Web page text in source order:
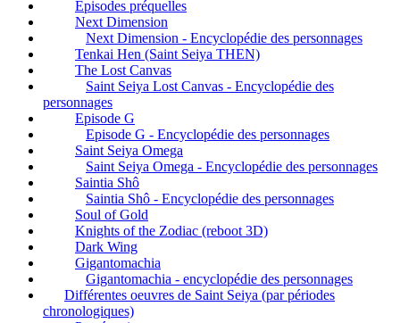
Episodes préquelles
Next Dimension
Next Dimension - Encyclopédie des personnages
Tenkai Hen (Saint Seiya THEN)
The Lost Canvas
Saint Seiya Lost Canvas - Encyclopédie des
personnages
Episode G
Episode G - Encyclopédie des personnages
Saint Seiya Omega
Saint Seiya Omega - Encyclopédie des personnages
Saintia Shô
Saintia Shô - Encyclopédie des personnages
Soul of Gold
Knights of the Zodiac (reboot 3D)
Dark Wing
Gigantomachia
Gigantomachia - encyclopédie des personnages
Différentes oeuvres de Saint Seiya (par périodes
chronologiques)